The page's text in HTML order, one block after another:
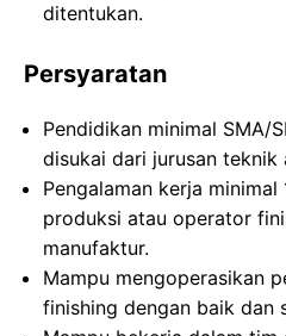
ditentukan.
Persyaratan
Pendidikan minimal SMA/
disukai dari jurusan teknik
Pengalaman kerja
produksi atau operator
manufaktur.
Mampu mengoperasikan
finishing dengan baik dan